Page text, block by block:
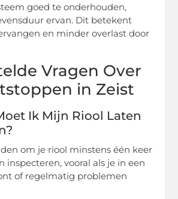
goed te onderhouden,
ervan. Dit betekent
en minder overlast door
Vragen Over
in Zeist
Ik Mijn Riool Laten
om je riool minstens één keer
inspecteren, vooral als je in een
of regelmatig problemen